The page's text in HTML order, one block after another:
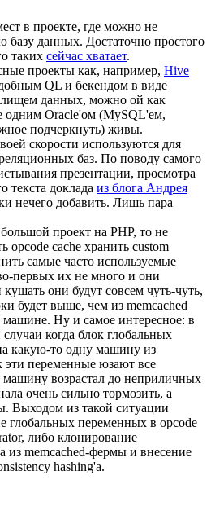
в проекте, где можно не
базу данных. Достаточно простого
таких сейчас хватает.
проекты как, например, Hive
QL и бекендом в виде
данных, можно ой как
одним Oracle'ом (MySQL'ем,
подчеркнуть) живы.
скорости используются для
баз. По поводу самого
презентации, просмотра
текста доклада из блога Андрея
нечего добавить. Лишь пара
проект на PHP, то не
opcode cache хранить custom
самые часто используемые
первых их не много и они
они будут совсем чуть-чуть,
будет выше, чем из memcached
машине. Ну и самое интересное: в
когда блок глобальных
какую-то одну машину из
эти переменные юзают все
машину возрастал до неприличных
очень сильно тормозить, а
Выходом из такой ситуации
глобальных переменных в opcode
либо клонирование
из memcached-фермы и внесение
hashing'а.